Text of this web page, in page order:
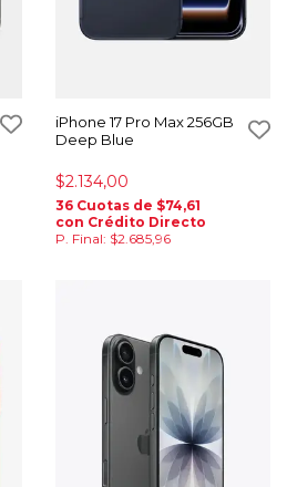
iPhone 17 Pro Max 256GB
Deep Blue
$2.134,00
36 Cuotas de $74,61
con Crédito Directo
P. Final: $2.685,96